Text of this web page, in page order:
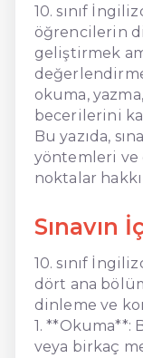
10. sınıf
öğrencilerin
geliştirmek
okuma,
becerilerini
Bu yazıda,
yöntemleri ve
noktalar
Sınavın
10. sınıf
dört ana
dinleme ve
1. **Okuma**:
veya birkaç